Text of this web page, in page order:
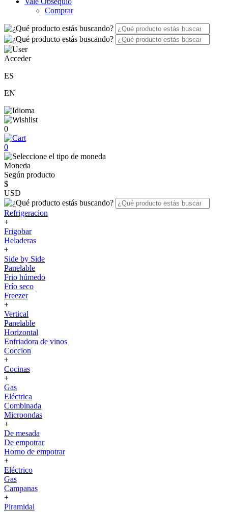
Comprar
Acceder
ES
EN
0
0
Moneda
Según producto
$
USD
Refrigeracion
+
Frigobar
Heladeras
+
Side by Side
Panelable
Frio húmedo
Frío seco
Freezer
+
Vertical
Panelable
Horizontal
Enfriadora de vinos
Coccion
+
Cocinas
+
Gas
Eléctrica
Combinada
Microondas
+
De mesada
De empotrar
Horno de empotrar
+
Eléctrico
Gas
Campanas
+
Piramidal